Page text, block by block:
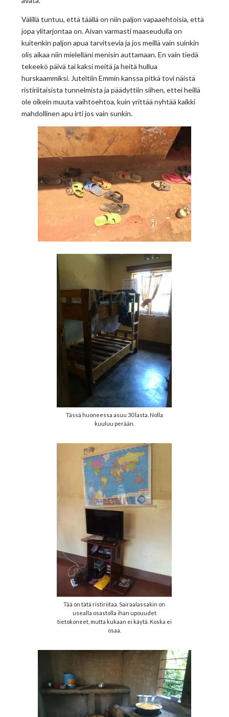
Välillä tuntuu, että täällä on niin paljon vapaaehtoisia, että
jopa ylitarjontaa on. Aivan varmasti maaseudulla on
kuitenkin paljon apua tarvitsevia ja jos meillä vain suinkin
olis aikaa niin mielelläni menisin auttamaan. En vain tiedä
tekeekö päivä tai kaksi meitä ja heitä hullua
hurskaammiksi. Juteltiin Emmin kanssa pitkä tovi näistä
ristiriitaisista tunnelmista ja päädyttiin siihen, ettei heillä
ole oikein muuta vaihtoehtoa, kuin yrittää nyhtää kaikki
mahdollinen apu irti jos vain sunkin.
Tässä huoneessa asuu 30 lasta. Nolla
kuuluu perään.
Tää on tätä ristiriitaa. Sairaalassakin on
usealla osastolla ihan upouudet
tietokoneet, mutta kukaan ei käytä. Koska ei
osaa.